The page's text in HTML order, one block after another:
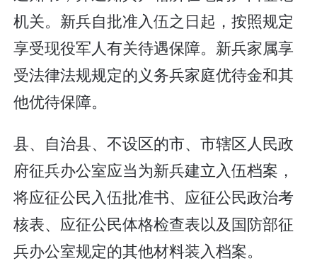
机关。新兵自批准入伍之日起，按照规定
享受现役军人有关待遇保障。新兵家属享
受法律法规规定的义务兵家庭优待金和其
他优待保障。
县、自治县、不设区的市、市辖区人民政
府征兵办公室应当为新兵建立入伍档案，
将应征公民入伍批准书、应征公民政治考
核表、应征公民体格检查表以及国防部征
兵办公室规定的其他材料装入档案。